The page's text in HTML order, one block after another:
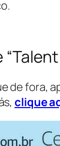
de fora,
clique